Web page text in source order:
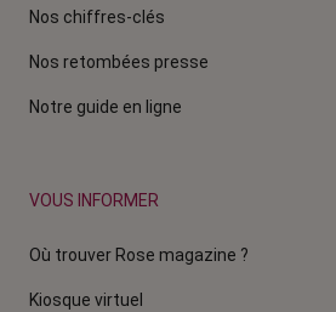
Nos chiffres-clés
Nos retombées presse
Notre guide en ligne
VOUS INFORMER
Où trouver Rose magazine ?
Kiosque virtuel